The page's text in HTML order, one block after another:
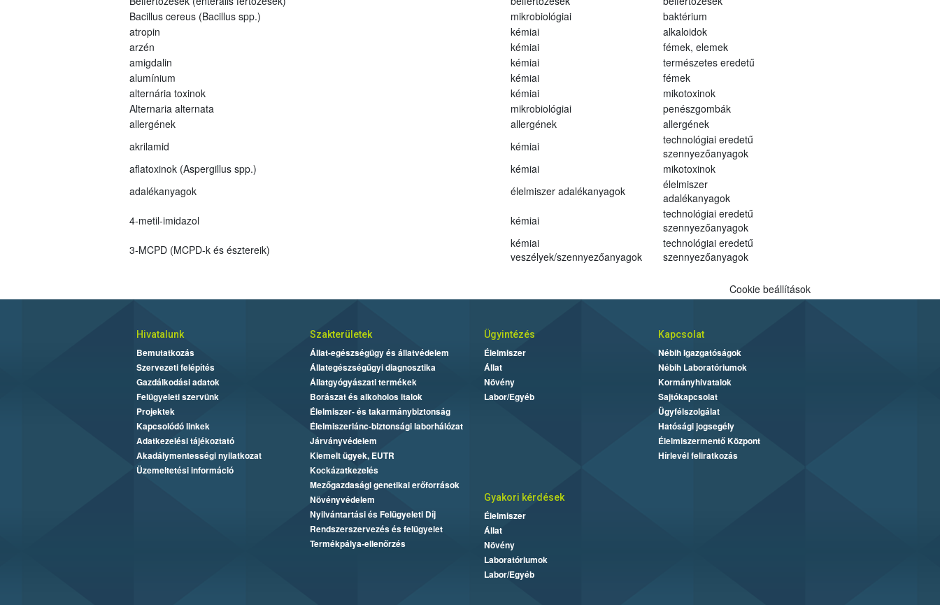
Bacillus cereus (Bacillus spp.)
mikrobiológiai
baktérium
atropin
kémiai
alkaloidok
arzén
kémiai
fémek, elemek
amigdalin
kémiai
természetes eredetű
alumínium
kémiai
fémek
alternária toxinok
kémiai
mikotoxinok
Alternaria alternata
mikrobiológiai
penészgombák
allergének
allergének
allergének
akrilamid
kémiai
technológiai eredetű
szennyezőanyagok
aflatoxinok (Aspergillus spp.)
kémiai
mikotoxinok
adalékanyagok
élelmiszer adalékanyagok
élelmiszer
adalékanyagok
4-metil-imidazol
kémiai
technológiai eredetű
szennyezőanyagok
3-MCPD (MCPD-k és észtereik)
kémiai
veszélyek/szennyezőanyagok
technológiai eredetű
szennyezőanyagok
Cookie beállítások
Hivatalunk
Bemutatkozás
Szervezeti felépítés
Gazdálkodási adatok
Felügyeleti szervünk
Projektek
Kapcsolódó linkek
Adatkezelési tájékoztató
Akadálymentességi nyilatkozat
Üzemeltetési információ
Szakterületek
Állat-egészségügy és állatvédelem
Állategészségügyi diagnosztika
Állatgyógyászati termékek
Borászat és alkoholos italok
Élelmiszer- és takarmánybiztonság
Élelmiszerlánc-biztonsági laborhálózat
Járványvédelem
Kiemelt ügyek, EUTR
Kockázatkezelés
Mezőgazdasági genetikai erőforrások
Növényvédelem
Nyilvántartási és Felügyeleti Díj
Rendszerszervezés és felügyelet
Termékpálya-ellenőrzés
Ügyintézés
Élelmiszer
Állat
Növény
Labor/Egyéb
Kapcsolat
Nébih Igazgatóságok
Nébih Laboratóriumok
Kormányhivatalok
Sajtókapcsolat
Ügyfélszolgálat
Hatósági jogsegély
Élelmiszermentő Központ
Hírlevél feliratkozás
Gyakori kérdések
Élelmiszer
Állat
Növény
Laboratóriumok
Labor/Egyéb